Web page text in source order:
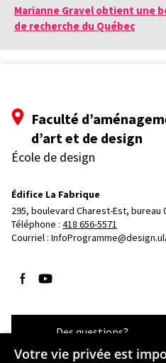
Marianne Gravel obtient une
de recherche du Québec
Faculté
d’art et de design
École de design
Édifice La Fabrique
295, boulevard Charest-Est, bureau
Téléphone : 418 656-5571
Courriel :
Suivez-nous sur Facebook
Suivez-nous sur YouTube
Des questions?
Votre vie privée est